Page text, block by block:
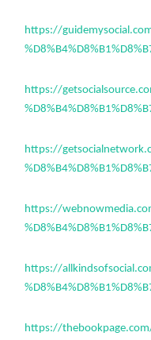
https://
https://
https://
https://
https://
https://